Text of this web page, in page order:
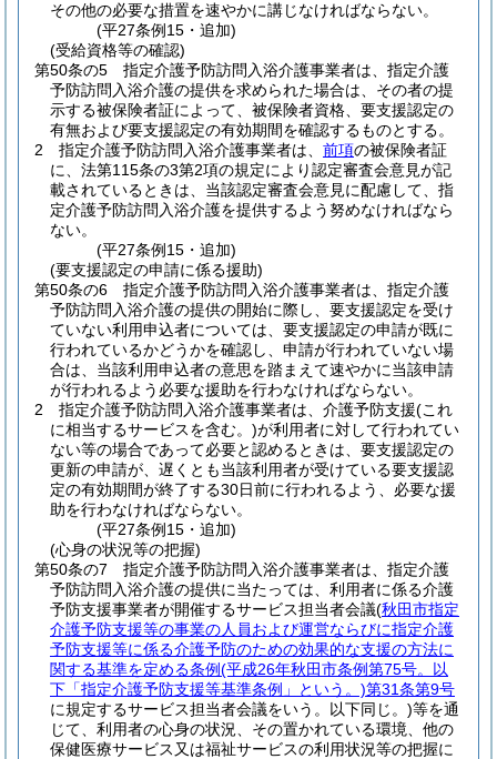
その他の必要な措置を速やかに講じなければならない。
(平27条例15・追加)
(受給資格等の確認)
第50条の5
指定介護予防訪問入浴介護事業者は、指定介護
予防訪問入浴介護の提供を求められた場合は、その者の提
示する被保険者証によって、被保険者資格、要支援認定の
有無および要支援認定の有効期間を確認するものとする。
2
指定介護予防訪問入浴介護事業者は、 前項の被保険者証
に、法第115条の3第2項の規定により認定審査会意見が記
載されているときは、当該認定審査会意見に配慮して、指
定介護予防訪問入浴介護を提供するよう努めなければなら
ない。
(平27条例15・追加)
(要支援認定の申請に係る援助)
第50条の6
指定介護予防訪問入浴介護事業者は、指定介護
予防訪問入浴介護の提供の開始に際し、要支援認定を受け
ていない利用申込者については、要支援認定の申請が既に
行われているかどうかを確認し、申請が行われていない場
合は、当該利用申込者の意思を踏まえて速やかに当該申請
が行われるよう必要な援助を行わなければならない。
2
指定介護予防訪問入浴介護事業者は、介護予防支援(これ
に相当するサービスを含む。)が利用者に対して行われてい
ない等の場合であって必要と認めるときは、要支援認定の
更新の申請が、遅くとも当該利用者が受けている要支援認
定の有効期間が終了する30日前に行われるよう、必要な援
助を行わなければならない。
(平27条例15・追加)
(心身の状況等の把握)
第50条の7
指定介護予防訪問入浴介護事業者は、指定介護
予防訪問入浴介護の提供に当たっては、利用者に係る介護
予防支援事業者が開催するサービス担当者会議(秋田市指定
介護予防支援等の事業の人員および運営ならびに指定介護
予防支援等に係る介護予防のための効果的な支援の方法に
関する基準を定める条例(平成26年秋田市条例第75号。以
下「指定介護予防支援等基準条例」という。)第31条第9号
に規定するサービス担当者会議をいう。以下同じ。)等を通
じて、利用者の心身の状況、その置かれている環境、他の
保健医療サービス又は福祉サービスの利用状況等の把握に